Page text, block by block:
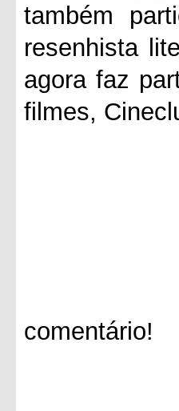
também
resenhista
agora faz
filmes,
E você,
comentário!